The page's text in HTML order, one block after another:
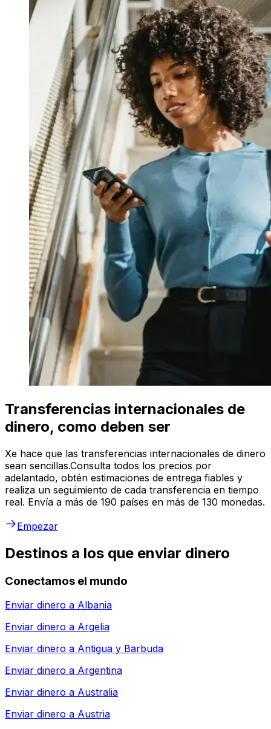
Transferencias internacionales de
dinero, como deben ser
Xe hace que las transferencias internacionales de dinero
sean sencillas.Consulta todos los precios por
adelantado, obtén estimaciones de entrega fiables y
realiza un seguimiento de cada transferencia en tiempo
real. Envía a más de 190 países en más de 130 monedas.
Empezar
Destinos a los que enviar dinero
Conectamos el mundo
Enviar dinero a Albania
Enviar dinero a Argelia
Enviar dinero a Antigua y Barbuda
Enviar dinero a Argentina
Enviar dinero a Australia
Enviar dinero a Austria